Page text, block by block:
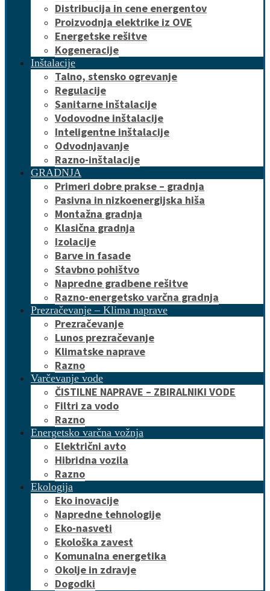
Distribucija in cene energentov
Proizvodnja elektrike iz OVE
Energetske rešitve
Kogeneracije
Inštalacije
Talno, stensko ogrevanje
Regulacije
Sanitarne inštalacije
Vodovodne inštalacije
Inteligentne inštalacije
Odvodnjavanje
Razno-inštalacije
GRADNJA
Primeri dobre prakse – gradnja
Pasivna in nizkoenergijska hiša
Montažna gradnja
Klasična gradnja
Izolacije
Barve in fasade
Stavbno pohištvo
Napredne gradbene rešitve
Razno-energetsko varčna gradnja
Prezračevanje – Klima naprave
Prezračevanje
Lunos prezračevanje
Klimatske naprave
Razno
Varčevanje vode
ČISTILNE NAPRAVE – ZBIRALNIKI VODE
Filtri za vodo
Razno
Energetsko varčna vožnja
Električni avto
Hibridna vozila
Razno
Ekologija
Eko inovacije
Napredne tehnologije
Eko-nasveti
Ekološka zavest
Komunalna energetika
Okolje in zdravje
Dogodki